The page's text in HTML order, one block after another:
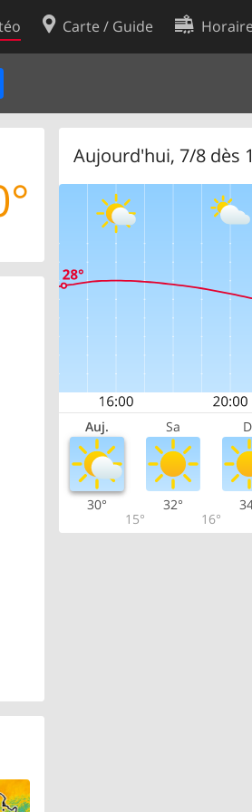
Carte / Guide
Aujourd'hui, 7/8 dès
Auj. Sa
30°
15°
32°
16°
d’utilisation